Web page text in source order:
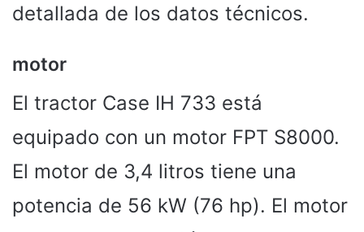
detallada de los datos técnicos.
motor
El tractor Case IH 733 está
equipado con un motor FPT S8000.
El motor de 3,4 litros tiene una
potencia de 56 kW (76 hp). El motor